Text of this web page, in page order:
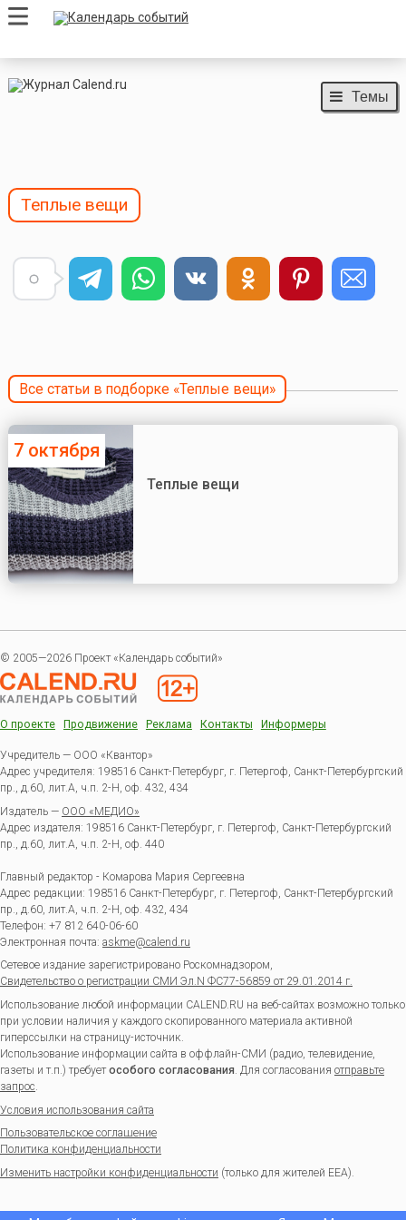
Темы
Теплые вещи
Все статьи в подборке «Теплые вещи»
7 октября
Теплые вещи
© 2005—2026 Проект «Календарь событий»
О проекте Продвижение Реклама Контакты Информеры
Учредитель — ООО «Квантор»
Адрес учредителя: 198516 Санкт-Петербург, г. Петергоф, Санкт-Петербургский
пр., д.60, лит.А, ч.п. 2-Н, оф. 432, 434
Издатель — ООО «МЕДИО»
Адрес издателя: 198516 Санкт-Петербург, г. Петергоф, Санкт-Петербургский
пр., д.60, лит.А, ч.п. 2-Н, оф. 440
Главный редактор - Комарова Мария Сергеевна
Адрес редакции: 198516 Санкт-Петербург, г. Петергоф Санкт-Петербургский
пр., д.60, лит.А, ч.п. 2-Н, оф. 432, 434
Телефон: +7 812 640-06-60
Электронная почта: askme@calend.ru
Сетевое издание зарегистрировано Роскомнадзором,
Свидетельство о регистрации СМИ Эл.N ФС77-56859 от 29.01.2014 г.
Использование любой информации CALEND.RU на веб-сайтах возможно только
при условии наличия у каждого скопированного материала активной
гиперссылки на страницу-источник.
Использование информации сайта в оффлайн-СМИ (радио, телевидение,
газеты и т.п.) требуетособого согласования. Для согласования отправьте
запрос.
Условия использования сайта
Пользовательское соглашение
Политика конфиденциальности
Изменить настройки конфиденциальности (только для жителей EEA).